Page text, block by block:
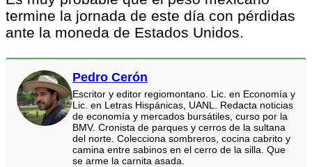
termine la jornada de este día con pérdidas
ante la moneda de Estados Unidos.
Pedro Cerón
Escritor y editor regiomontano. Lic. en Economía y
Lic. en Letras Hispánicas, UANL. Redacta noticias
de economía y mercados bursátiles, curso por la
BMV. Cronista de parques y cerros de la sultana
del norte. Colecciona sombreros, cocina cabrito y
camina entre sabinos en el cerro de la silla. Que
se arme la carnita asada.